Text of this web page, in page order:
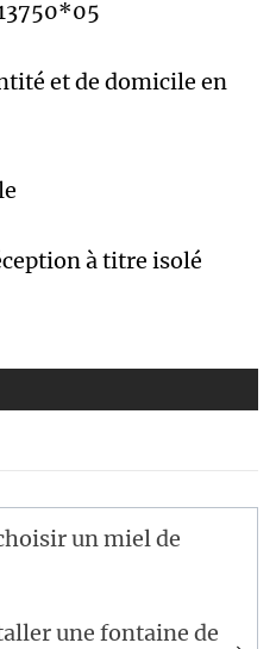
et de domicile en
à titre isolé
un miel de
une fontaine de